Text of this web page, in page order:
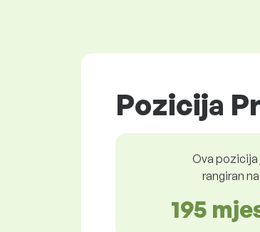
Pozicija
Ova pozicija
rangiran na
195